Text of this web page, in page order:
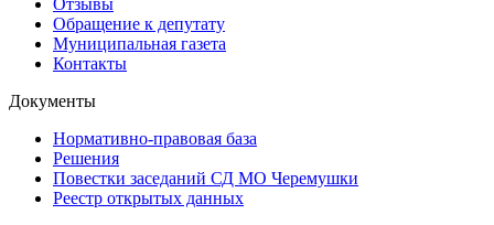
Отзывы
Обращение к депутату
Муниципальная газета
Контакты
Документы
Нормативно-правовая база
Решения
Повестки заседаний СД МО Черемушки
Реестр открытых данных